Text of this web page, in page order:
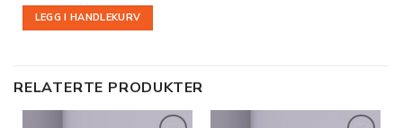
LEGG I HANDLEKURV
RELATERTE PRODUKTER